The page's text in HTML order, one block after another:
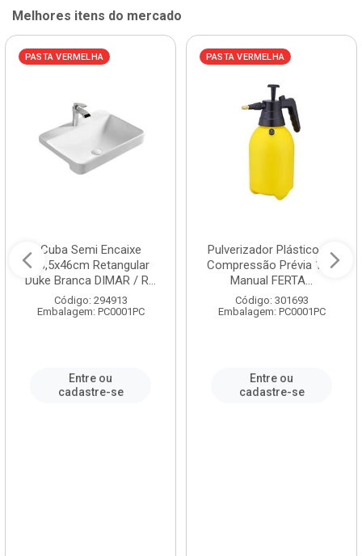
Melhores itens do mercado
PASTA VERMELHA
Cuba Semi Encaixe
58,5x46cm Retangular
Duke Branca DIMAR / R...
Código: 294913
Embalagem: PC0001PC
Entre ou
cadastre-se
PASTA VERMELHA
Pulverizador Plástico de
Compressão Prévia 1,5L
Manual FERTA...
Código: 301693
Embalagem: PC0001PC
Entre ou
cadastre-se